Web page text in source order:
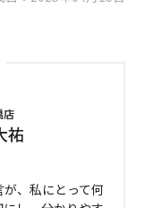
店
祐
、私にとって何